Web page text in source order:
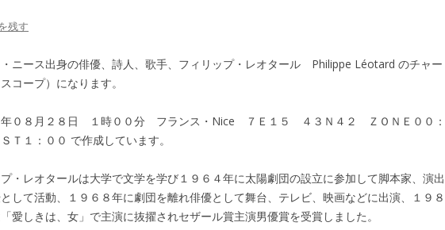
残す
ニース出身の俳優、詩人、歌手、フィリップ・レオタール Philippe Léotard のチャー
コープ）になります。
年０８月２８日 １時００分 フランス・Nice ７Ｅ１５ ４３Ｎ４２ ＺＯＮＥ００：
Ｔ１：００ で作成しています。
・レオタールは大学で文学を学び１９６４年に太陽劇団の設立に参加して脚本家、演出
して活動、１９６８年に劇団を離れ俳優として舞台、テレビ、映画などに出演、１９８
愛しきは、女」で主演に抜擢されセザール賞主演男優賞を受賞しました。